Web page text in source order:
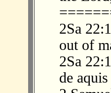
2Sa
out of
2Sa
de